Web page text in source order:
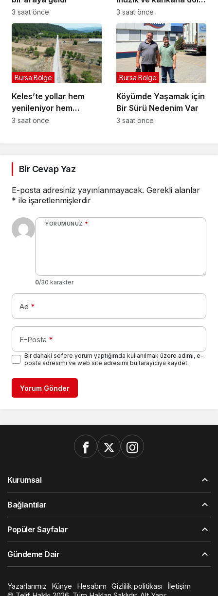
3 saat önce
gece
3 saat önce
Keles’te yollar hem
yenileniyor hem
genişliyor
Bursa Bölge
3 saat önce
Köyümde Yaşamak için
Bir Sürü Nedenim Var
Bursa Bölge
3 saat önce
Bir Cevap Yaz
E-posta adresiniz yayınlanmayacak. Gerekli alanlar
* ile işaretlenmişlerdir
YORUMUNUZ *
0/30 karakter
Ad *
E-Posta *
Bir dahaki sefere yorum yaptığımda kullanılmak üzere adımı, e-
posta adresimi ve web site adresimi bu tarayıcıya kaydet.
Yorum Gönder
Kurumsal
Bağlantılar
Popüler Sayfalar
Gündeme Dair
Yazarlarımız Künye Hesabım Gizlilik politikası
İletişim